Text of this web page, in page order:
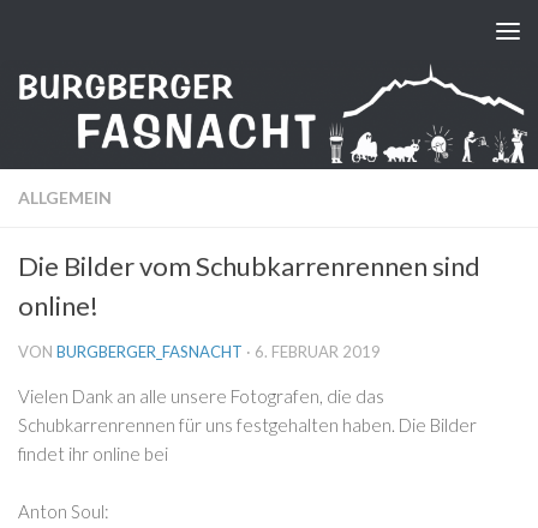
ALLGEMEIN
Die Bilder vom Schubkarrenrennen sind
online!
VON BURGBERGER_FASNACHT · 6. FEBRUAR 2019
Vielen Dank an alle unsere Fotografen, die das
Schubkarrenrennen für uns festgehalten haben. Die Bilder
findet ihr online bei
Anton Soul: